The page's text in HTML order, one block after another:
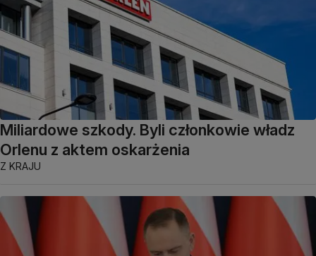
Miliardowe szkody. Byli członkowie władz
Orlenu z aktem oskarżenia
Z KRAJU